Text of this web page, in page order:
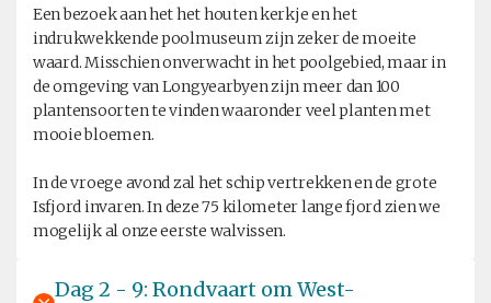
Een bezoek aan het het houten kerkje en het
indrukwekkende poolmuseum zijn zeker de moeite
waard. Misschien onverwacht in het poolgebied, maar in
de omgeving van Longyearbyen zijn meer dan 100
plantensoorten te vinden waaronder veel planten met
mooie bloemen.
In de vroege avond zal het schip vertrekken en de grote
Isfjord invaren. In deze 75 kilometer lange fjord zien we
mogelijk al onze eerste walvissen.
Dag 2 - 9: Rondvaart om West-